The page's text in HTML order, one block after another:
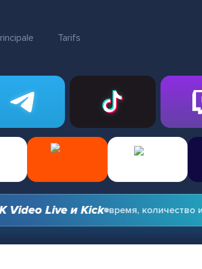
Tarifs
Live и Kick время, количество и